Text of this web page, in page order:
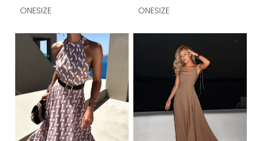
ů
rameno
ONESIZE ONESIZE